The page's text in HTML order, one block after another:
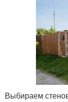
Выбираем